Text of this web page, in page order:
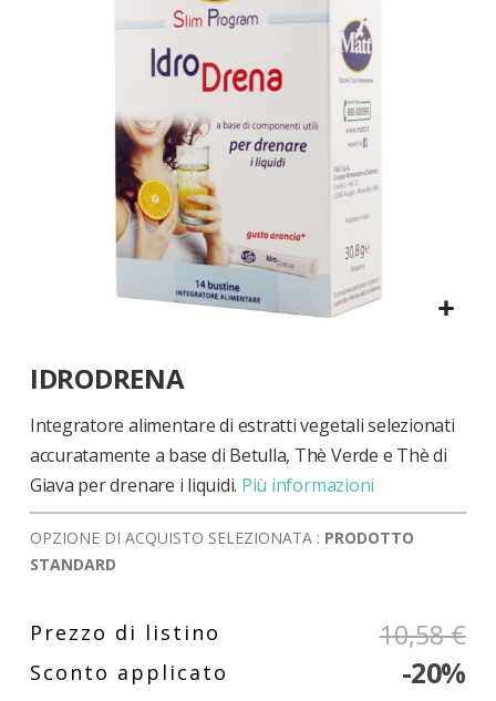
all'inizio
galleria
immagini
IDRODRENA
Integratore alimentare di estratti vegetali selezionati
accuratamente a base di Betulla, Thè Verde e Thè di
Giava per drenare i liquidi. Più informazioni
OPZIONE DI ACQUISTO SELEZIONATA : PRODOTTO
STANDARD
10,58 €
-20%